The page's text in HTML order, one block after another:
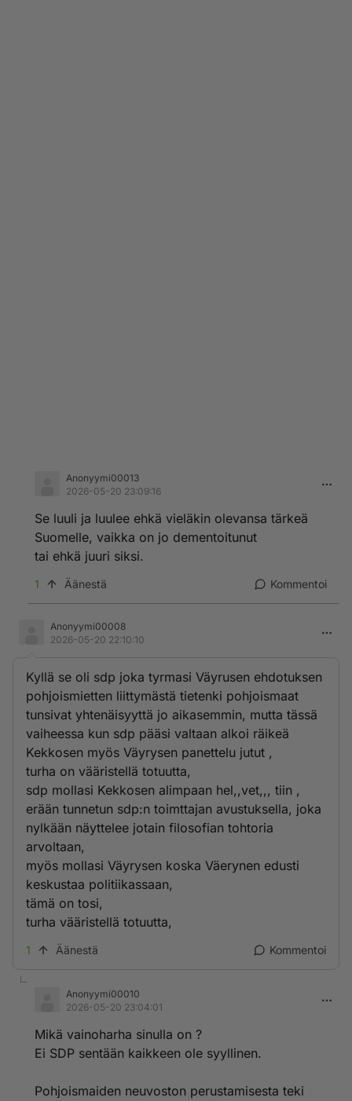
Anonyymi00013
2026-05-20 23:09:16
Se luuli ja luulee ehkä vieläkin olevansa tärkeä
Suomelle, vaikka on jo dementoitunut
tai ehkä juuri siksi.
1 Äänestä Kommentoi
Anonyymi00008
2026-05-20 22:10:10
Kyllä se oli sdp joka tyrmasi Väyrusen ehdotuksen
pohjoismietten liittymästä tietenki pohjoismaat
tunsivat yhtenäisyyttä jo aikasemmin, mutta tässä
vaiheessa kun sdp pääsi valtaan alkoi räikeä
Kekkosen myös Väyrysen panettelu jutut ,
turha on vääristellä totuutta,
sdp mollasi Kekkosen alimpaan hel,,vet,,, tiin ,
erään tunnetun sdp:n toimttajan avustuksella, joka
nylkään näyttelee jotain filosofian tohtoria
arvoltaan,
myös mollasi Väyrysen koska Väerynen edusti
keskustaa politiikassaan,
tämä on tosi,
turha vääristellä totuutta,
1 Äänestä Kommentoi
Anonyymi00010
2026-05-20 23:04:01
Mikä vainoharha sinulla on ?
Ei SDP sentään kaikkeen ole syyllinen.
Pohjoismaiden neuvoston perustamisesta teki